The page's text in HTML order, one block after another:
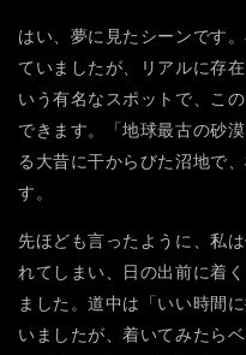
はい、夢に見たシーンです
ていましたが、リアルに存
いう有名なスポットで、こ
できます。「地球最古の砂
る大昔に干からびた沼地で
す。
先ほども言ったように、私
れてしまい、日の出前に着
ました。道中は「いい時間
いましたが、着いてみたら